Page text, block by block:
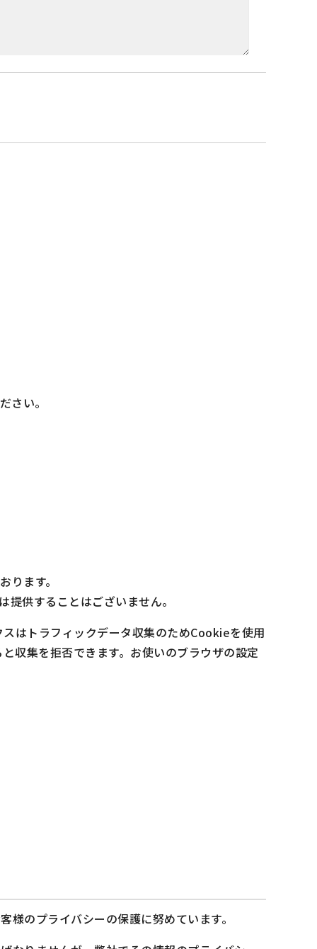
さい。
ます。
供することはございません。
はトラフィックデータ収集のためCookieを使用
収集を拒否できます。お使いのブラウザの設定
のプライバシーの保護に努めています。